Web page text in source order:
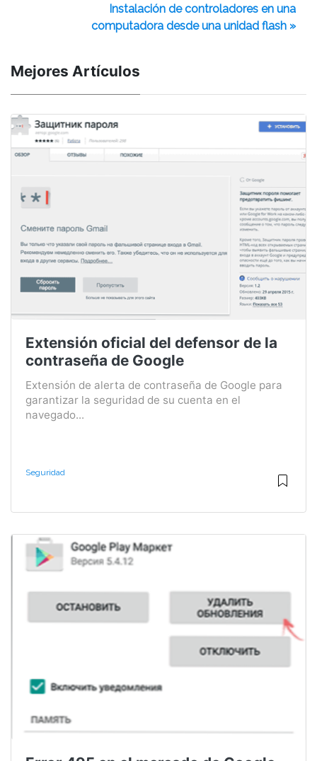
Instalación de controladores en una
computadora desde una unidad flash »
Mejores Artículos
Extensión oficial del defensor de la
contraseña de Google
Extensión de alerta de contraseña de Google para
garantizar la seguridad de su cuenta en el
navegado...
Seguridad